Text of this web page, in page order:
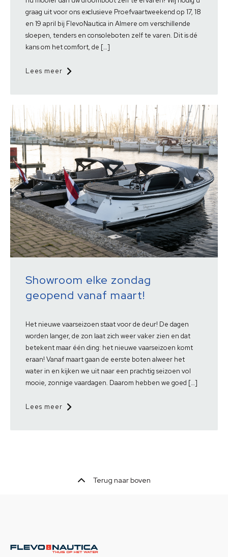
graag uit voor ons exclusieve Proefvaartweekend op 17, 18
en 19 april bij FlevoNautica in Almere om verschillende
sloepen, tenders en consoleboten zelf te varen. Dit is dé
kans om het comfort, de […]
Lees meer
Showroom elke zondag
geopend vanaf maart!
Het nieuwe vaarseizoen staat voor de deur! De dagen
worden langer, de zon laat zich weer vaker zien en dat
betekent maar één ding: het nieuwe vaarseizoen komt
eraan! Vanaf maart gaan de eerste boten alweer het
water in en kijken we uit naar een prachtig seizoen vol
mooie, zonnige vaardagen. Daarom hebben we goed […]
Lees meer
Terug naar boven